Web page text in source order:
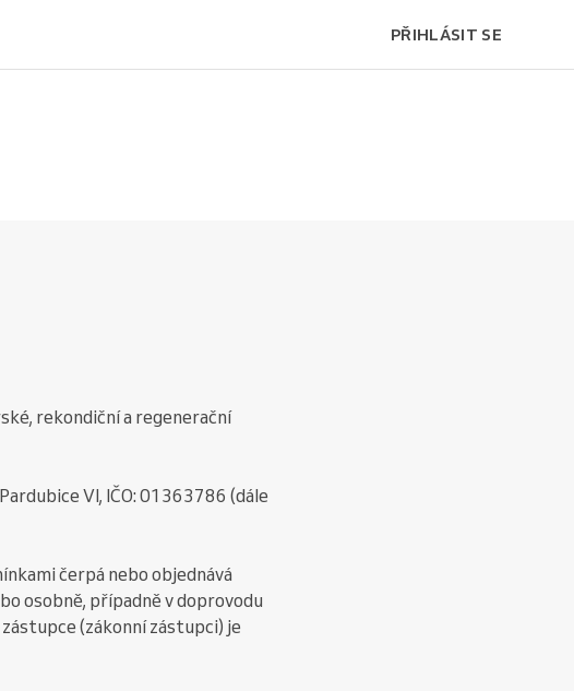
PŘIHLÁSIT SE
rekondiční a regenerační
VI, IČO: 01363786 (dále
čerpá nebo objednává
osobně, případně v doprovodu
(zákonní zástupci) je